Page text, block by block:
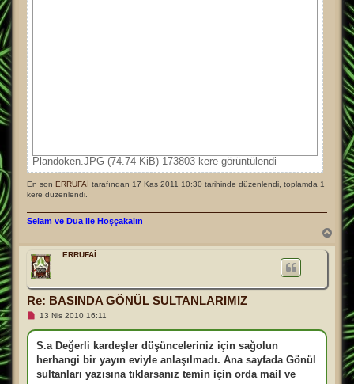
Plandoken.JPG (74.74 KiB) 173803 kere görüntülendi
En son ERRUFAİ tarafından 17 Kas 2011 10:30 tarihinde düzenlendi, toplamda 1
kere düzenlendi.
Selam ve Dua ile Hoşçakalın
ERRUFAİ
Re: BASINDA GÖNÜL SULTANLARIMIZ
O
u
n
a
m
13 Nis 2010 16:11
S.a Değerli kardeşler düşünceleriniz için sağolun
herhangi bir yayın eviyle anlaşılmadı. Ana sayfada Gönül
sultanları yazısına tıklarsanız temin için orda mail ve